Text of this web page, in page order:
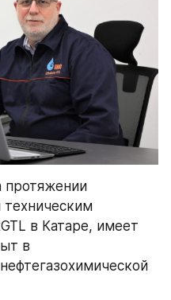
протяжении
техническим
в Катаре, имеет
в